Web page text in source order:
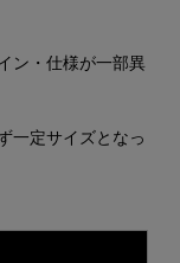
ン・仕様が一部異
一定サイズとなっ